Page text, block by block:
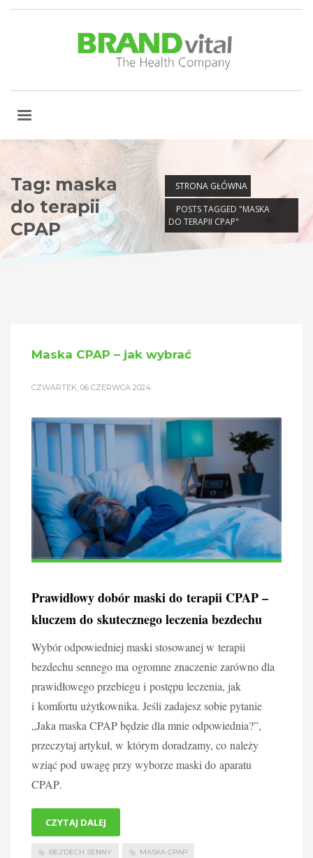
STRONA GŁÓWNA
POSTS TAGGED "MASKA
DO TERAPII CPAP"
Tag: maska
do terapii
CPAP
Maska CPAP – jak wybrać
CZWARTEK, 06 CZERWCA 2024
Prawidłowy dobór maski do terapii CPAP –
kluczem do skutecznego leczenia bezdechu
Wybór odpowiedniej maski stosowanej w terapii
bezdechu sennego ma ogromne znaczenie zarówno dla
prawidłowego przebiegu i postępu leczenia, jak
i komfortu użytkownika. Jeśli zadajesz sobie pytanie
„Jakamaska CPAPbędzie dla mnie odpowiednia?”,
przeczytaj artykuł, w którym doradzamy, co należy
wziąć pod uwagę przy wyborze maskido aparatu
CPAP.
BEZDECH SENNY MASKA CPAP
CZYTAJ DALEJ